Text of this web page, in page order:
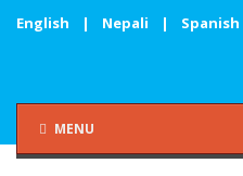
English | Nepali | Spanish
MENU